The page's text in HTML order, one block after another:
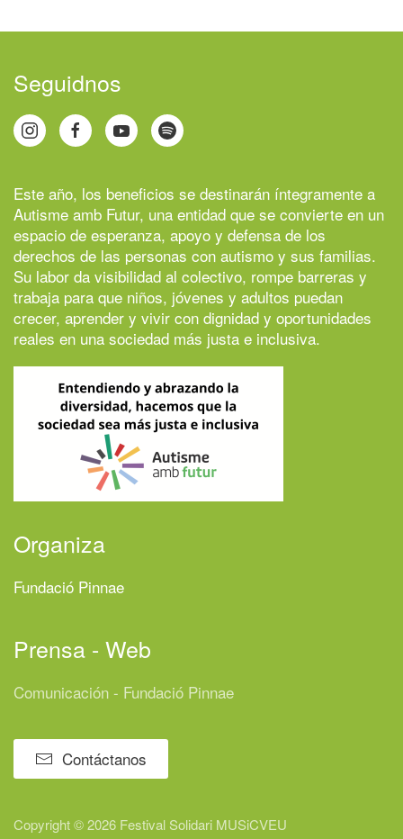
Seguidnos
Este año, los beneficios se destinarán íntegramente a
Autisme amb Futur, una entidad que se convierte en un
espacio de esperanza, apoyo y defensa de los
derechos de las personas con autismo y sus familias.
Su labor da visibilidad al colectivo, rompe barreras y
trabaja para que niños, jóvenes y adultos puedan
crecer, aprender y vivir con dignidad y oportunidades
reales en una sociedad más justa e inclusiva.
Organiza
Fundació Pinnae
Prensa - Web
Comunicación - Fundació Pinnae
Contáctanos
Copyright © 2026 Festival Solidari MUSiCVEU